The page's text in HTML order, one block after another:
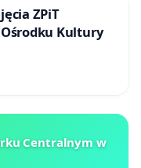
ZPiT
Ośrodku Kultury
Centralnym w